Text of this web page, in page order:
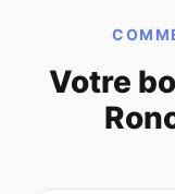
Votre